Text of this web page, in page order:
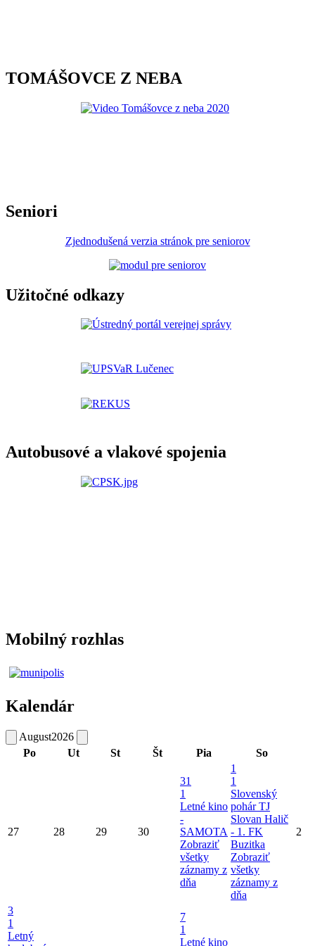
TOMÁŠOVCE Z NEBA
Seniori
Zjednodušená verzia stránok pre seniorov
Užitočné odkazy
Autobusové a vlakové spojenia
Mobilný rozhlas
Kalendár
August2026
Po
Ut St Št Pia So
27 28 29 30
31
1
Letné kino
-
SAMOTA
Zobraziť
všetky
záznamy z
dňa
1
1
Slovenský
pohár TJ
Slovan Halič
- 1. FK
Buzitka
Zobraziť
všetky
záznamy z
dňa
2
3
1
Letný
7
1
Letné kino